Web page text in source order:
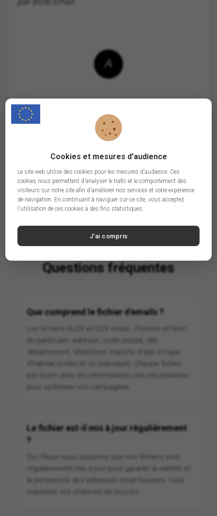
A
Questions fréquentes
Que comprend le fichier d'emails ?
du particulier, adresse, code postal, ville,
département, téléphone, tranche d'âge et type
est fourni avec les informations clés nécessaires
pour optimiser vos campagnes.
Le fichier est-il mis à jour régulièrement
?
régulièrement mis à jour pour garantir la validité et
la pertinence des adresses email fournies. Cela
maximise vos chances de succès.
Cookies et mesures d'audience
Le site web utilise des cookies pour les mesures d'audience. Ces
cookies nous permettent d'analyser le trafic et le comportement des
visiteurs sur notre site afin d'améliorer nos services et votre expérience
de navigation. En continuant à naviguer sur ce site, vous acceptez
l'utilisation de ces cookies à des fins statistiques.
J'ai compris